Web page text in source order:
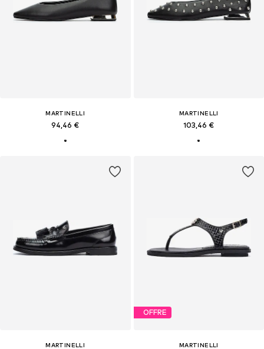
MARTINELLI
94,46 €
MARTINELLI
103,46 €
MARTINELLI
OFFRE
MARTINELLI